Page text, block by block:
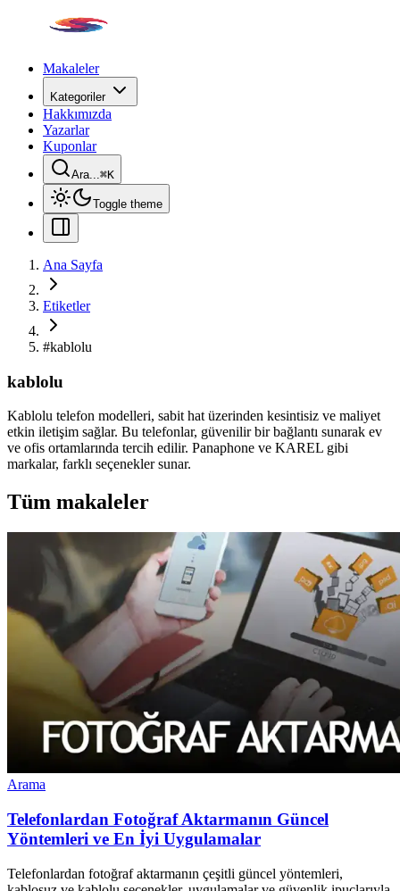
Makaleler
Kategoriler
Hakkımızda
Yazarlar
Kuponlar
Ara...⌘K
Toggle theme
Ana Sayfa
Etiketler
#kablolu
kablolu
Kablolu telefon modelleri, sabit hat üzerinden kesintisiz ve maliyet
etkin iletişim sağlar. Bu telefonlar, güvenilir bir bağlantı sunarak ev
ve ofis ortamlarında tercih edilir. Panaphone ve KAREL gibi
markalar, farklı seçenekler sunar.
Tüm makaleler
Arama
Telefonlardan Fotoğraf Aktarmanın Güncel
Yöntemleri ve En İyi Uygulamalar
Telefonlardan fotoğraf aktarmanın çeşitli güncel yöntemleri,